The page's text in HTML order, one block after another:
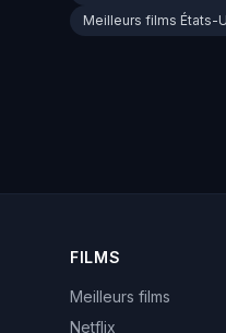
Meilleurs films États-
FILMS
Meilleurs films
Netflix